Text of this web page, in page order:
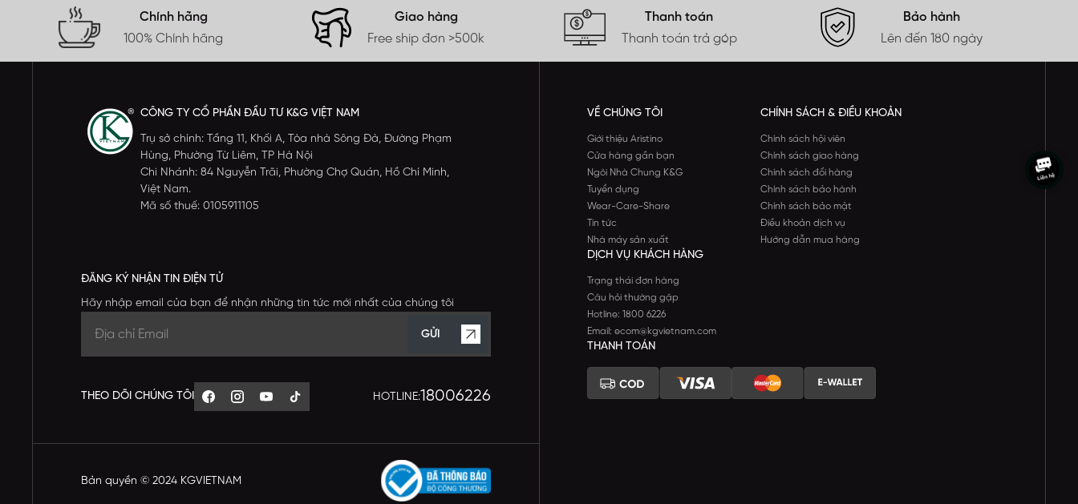
Chính hãng
100% Chính hãng
Giao hàng
Free ship đơn >500k
Thanh toán
Thanh toán trả góp
Bảo hành
Lên đến 180 ngày
CÔNG TY CỔ PHẦN ĐẦU TƯ K&G VIỆT NAM
Trụ sở chính: Tầng 11, Khối A, Tòa nhà Sông Đà, Đường Phạm
Hùng, Phường Từ Liêm, TP Hà Nội
Chi Nhánh: 84 Nguyễn Trãi, Phường Chợ Quán, Hồ Chí Minh,
Việt Nam.
Mã số thuế: 0105911105
ĐĂNG KÝ NHẬN TIN ĐIỆN TỬ
Hãy nhập email của bạn để nhận những tin tức mới nhất của chúng tôi
GỬI
THEO DÕI CHÚNG TÔI HOTLINE:18006226
VỀ CHÚNG TÔI
Giới thiệu Aristino
Cửa hàng gần bạn
Ngôi Nhà Chung K&G
Tuyển dụng
Wear-Care-Share
Tin tức
Nhà máy sản xuất
CHÍNH SÁCH & ĐIỀU KHOẢN
Chính sách hội viên
Chính sách giao hàng
Chính sách đổi hàng
Chính sách bảo hành
Chính sách bảo mật
Điều khoản dịch vụ
Hướng dẫn mua hàng
DỊCH VỤ KHÁCH HÀNG
Trạng thái đơn hàng
Câu hỏi thường gặp
Hotline: 1800 6226
Email: ecom@kgvietnam.com
THANH TOÁN
Bản quyền © 2024 KGVIETNAM